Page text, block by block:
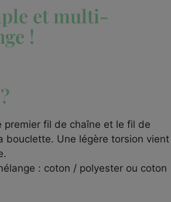
et multi-
!
fil de chaîne et le fil de
bouclette. Une légère torsion vient
: coton / polyester ou coton